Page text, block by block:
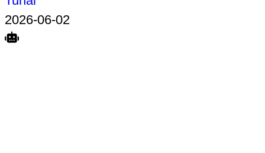
2026-06-02